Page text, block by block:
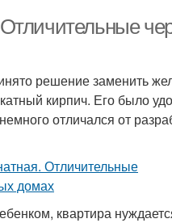
решение заменить
кирпич. Его было
отличался от
квартира